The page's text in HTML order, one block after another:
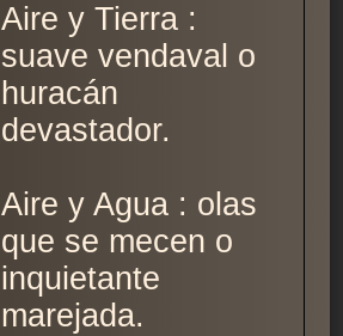
Aire y Tierra :
suave vendaval o
huracán
devastador.
Aire y Agua : olas
que se mecen o
inquietante
marejada.